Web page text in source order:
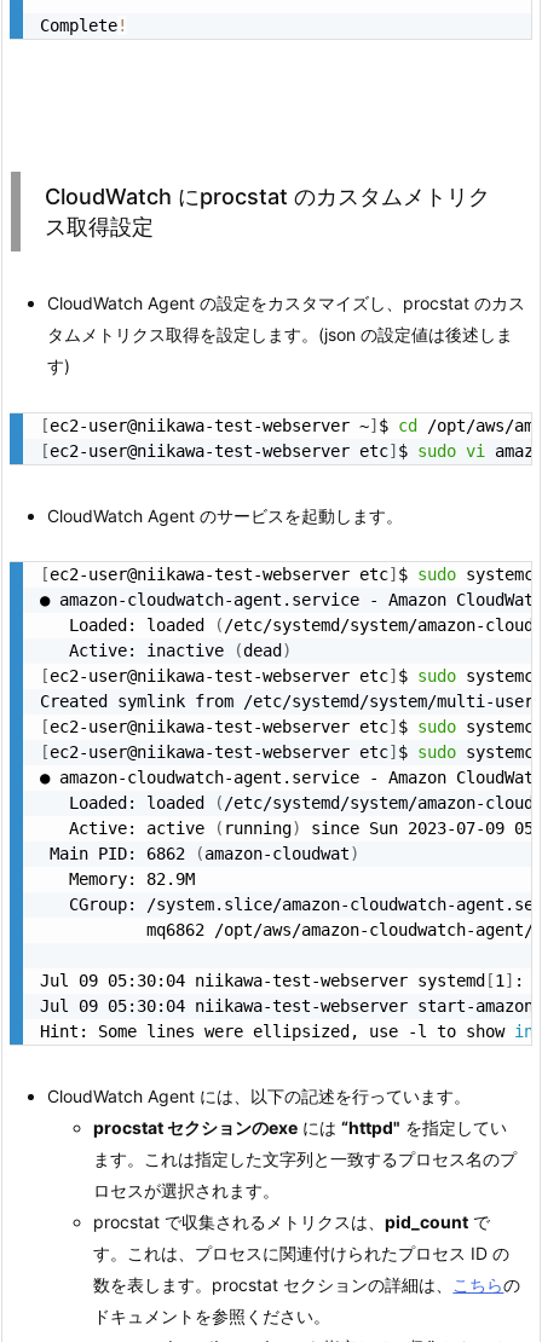
Complete!
CloudWatch にprocstat のカスタムメトリク
ス取得設定
CloudWatch Agent の設定をカスタマイズし、procstat のカス
タムメトリクス取得を設定します。(json の設定値は後述しま
す)
[ec2-user@niikawa-test-webserver ~] $ cd
[ec2-user@niikawa-test-webserver etc] $ sudo vi
CloudWatch Agent のサービスを起動します。
[ec2-user@niikawa-test-webserver etc] $ sudo
● amazon-cloudwatch-agent.service - Amazon
   Loaded: loaded
(/etc/systemd/system/amazon-
   Active: inactive
(dead )
[ec2-user@niikawa-test-webserver etc] $ sudo
[ec2-user@niikawa-test-webserver etc] $ sudo
[ec2-user@niikawa-test-webserver etc] $ sudo
● amazon-cloudwatch-agent.service - Amazon
   Loaded: loaded
(/etc/systemd/system/amazon-
   Active: active
( running)
since Sun 2023-07-09
Main PID: 6862
(amazon-cloudwat)
   Memory: 82.9M
CGroup: /system.slice/amazon-cloudwatch-
mq6862 /opt/aws/amazon-cloudwatch-
Jul 09 05:30:04 niikawa-test-webserver systemd [1] :
Jul 09 05:30:04 niikawa-test-webserver start-amazon-
Hint: Some lines were ellipsized, use -l to show in
CloudWatch Agent には、以下の記述を行っています。
procstat セクションのexe には“httpd" を指定してい
ます。これは指定した文字列と一致するプロセス名のプ
ロセスが選択されます。
procstat で収集されるメトリクスは、pid_count で
す。これは、プロセスに関連付けられたプロセス ID の
数を表します。procstat セクションの詳細は、 こちらの
ドキュメントを参照ください。